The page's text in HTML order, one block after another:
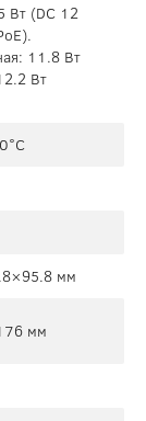
Вт (DC 12
11.8 Вт
Вт
мм
мм